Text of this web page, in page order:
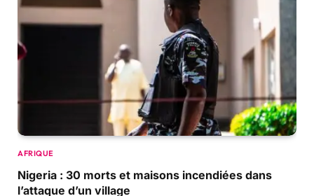
AFRIQUE
Nigeria : 30 morts et maisons incendiées dans
l’attaque d’un village